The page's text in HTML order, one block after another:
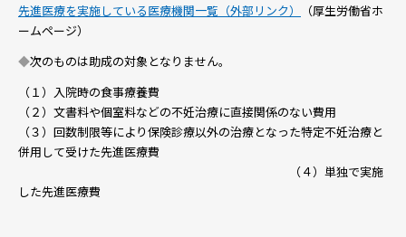
先進医療を実施している医療機関一覧（外部リンク）
（厚生労働省ホ
ームページ）
◆次のものは助成の対象となりません。
（１）入院時の食事療養費
（２）文書料や個室料などの不妊治療に直接関係のない費用
（３）回数制限等により保険診療以外の治療となった特定不妊治療と
併用して受けた先進医療費
（４）単独で実施
した先進医療費